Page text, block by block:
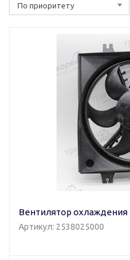
По приоритету
Вентилятор охлаждения
Артикул: 2538025000